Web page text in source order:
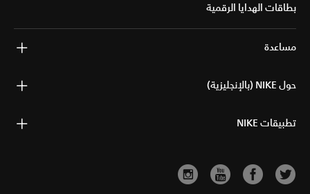
بطاقات الهدايا الرقمية
مساعدة
حول NIKE (بالإنجليزية)
تطبيقات NIKE